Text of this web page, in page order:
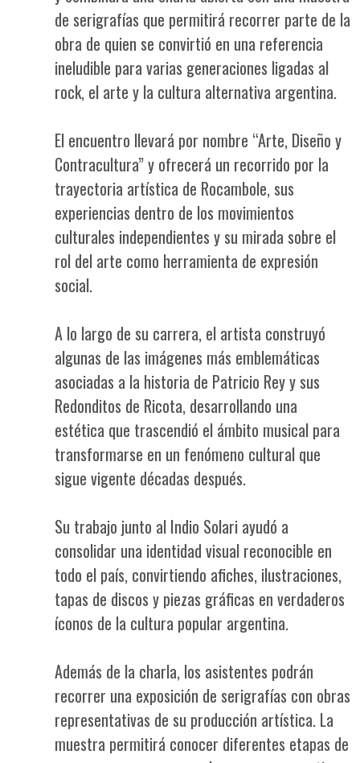
de serigrafías que permitirá recorrer parte de la
obra de quien se convirtió en una referencia
ineludible para varias generaciones ligadas al
rock, el arte y la cultura alternativa argentina.
El encuentro llevará por nombre “Arte, Diseño y
Contracultura” y ofrecerá un recorrido por la
trayectoria artística de Rocambole, sus
experiencias dentro de los movimientos
culturales independientes y su mirada sobre el
rol del arte como herramienta de expresión
social.
A lo largo de su carrera, el artista construyó
algunas de las imágenes más emblemáticas
asociadas a la historia de Patricio Rey y sus
Redonditos de Ricota, desarrollando una
estética que trascendió el ámbito musical para
transformarse en un fenómeno cultural que
sigue vigente décadas después.
Su trabajo junto al Indio Solari ayudó a
consolidar una identidad visual reconocible en
todo el país, convirtiendo afiches, ilustraciones,
tapas de discos y piezas gráficas en verdaderos
íconos de la cultura popular argentina.
Además de la charla, los asistentes podrán
recorrer una exposición de serigrafías con obras
representativas de su producción artística. La
muestra permitirá conocer diferentes etapas de